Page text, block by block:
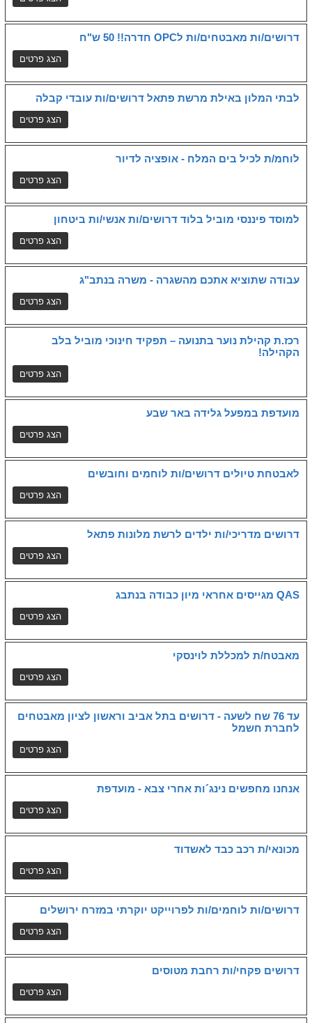
דרושים/ות מאבטחים/ות לOPC חדרה!! 50 ש"ח
לבתי המלון באילת מרשת פתאל דרושים/ות עובדי קבלה
לוחמ/ת לכיל בים המלח - אופציה לדיור
למוסד פיננסי מוביל בלוד דרושים/ות אנשי/ות ביטחון
עבודה שתוציא אתכם מהשגרה - משרה בנתב"ג
רכז.ת קהילת נוער בתנועה – תפקיד חינוכי מוביל בלב
הקהילה!
מועדפת במפעל גלידה באר שבע
לאבטחת טיולים דרושים/ות לוחמים וחובשים
דרושים מדריכי/ות ילדים לרשת מלונות פתאל
QAS מגייסים אחראי מיון כבודה בנתבג
מאבטח/ת למכללת לוינסקי
עד 76 שח לשעה - דרושים בתל אביב וראשון לציון מאבטחים
לחברת חשמל
אנחנו מחפשים נינג´ות אחרי צבא - מועדפת
מכונאי/ת רכב כבד לאשדוד
דרושים/ות לוחמים/ות לפרוייקט יוקרתי במזרח ירושלים
דרושים פקחי/ות רחבת מטוסים